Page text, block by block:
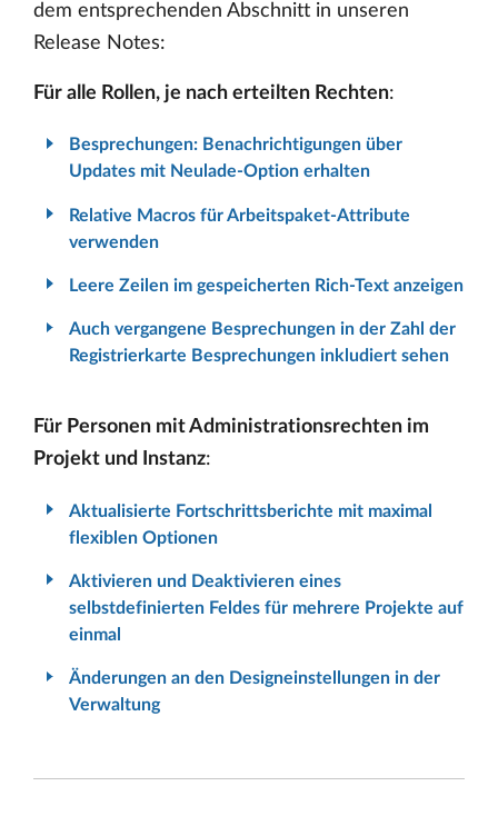
dem entsprechenden Abschnitt in unseren
Release Notes:
Für alle Rollen, je nach erteilten Rechten:
Besprechungen: Benachrichtigungen über
Updates mit Neulade-Option erhalten
Relative Macros für Arbeitspaket-Attribute
verwenden
Leere Zeilen im gespeicherten Rich-Text anzeigen
Auch vergangene Besprechungen in der Zahl der
Registrierkarte Besprechungen inkludiert sehen
Für Personen mit Administrationsrechten im
Projekt und Instanz:
Aktualisierte Fortschrittsberichte mit maximal
flexiblen Optionen
Aktivieren und Deaktivieren eines
selbstdefinierten Feldes für mehrere Projekte auf
einmal
Änderungen an den Designeinstellungen in der
Verwaltung